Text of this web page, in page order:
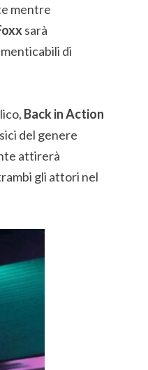
mentre
sarà
di
Back in Action
del genere
attirerà
gli attori nel